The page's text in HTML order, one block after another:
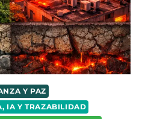
Y PAZ
IA Y TRAZABILIDAD